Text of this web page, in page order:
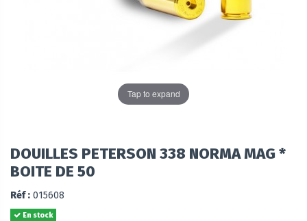
Tap to expand
DOUILLES PETERSON 338 NORMA MAG *
BOITE DE 50
Réf : 015608
En stock